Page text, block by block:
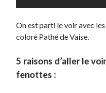
On est parti le voir avec
coloré Pathé de Vaise.
5 raisons d’aller le
fenottes :